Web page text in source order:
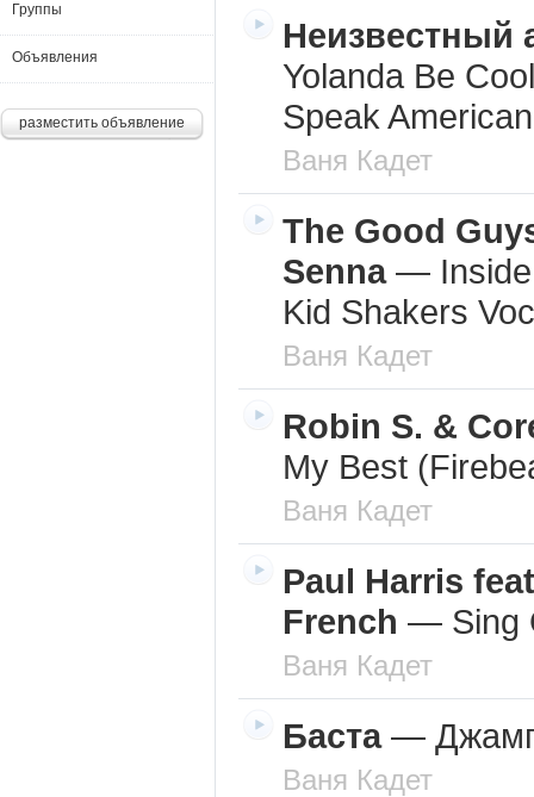
Неизвестный
Yolanda Be
Speak
Ваня Кадет
The Good
Senna—
Kid Shakers
Ваня Кадет
Robin S. &
My Best
Ваня Кадет
Paul Harris
French — Sing
Ваня Кадет
Баста—
Ваня Кадет
Группы
Объявления
разместить объявление